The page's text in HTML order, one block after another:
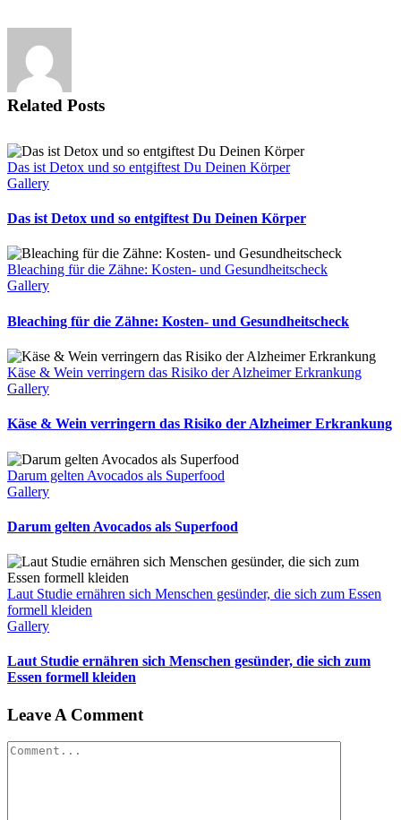
Related Posts
Das ist Detox und so entgiftest Du Deinen Körper
Gallery
Das ist Detox und so entgiftest Du Deinen Körper
Bleaching für die Zähne: Kosten- und Gesundheitscheck
Gallery
Bleaching für die Zähne: Kosten- und Gesundheitscheck
Käse & Wein verringern das Risiko der Alzheimer Erkrankung
Gallery
Käse & Wein verringern das Risiko der Alzheimer Erkrankung
Darum gelten Avocados als Superfood
Gallery
Darum gelten Avocados als Superfood
Laut Studie ernähren sich Menschen gesünder, die sich zum Essen
formell kleiden
Gallery
Laut Studie ernähren sich Menschen gesünder, die sich zum
Essen formell kleiden
Leave A Comment
Comment